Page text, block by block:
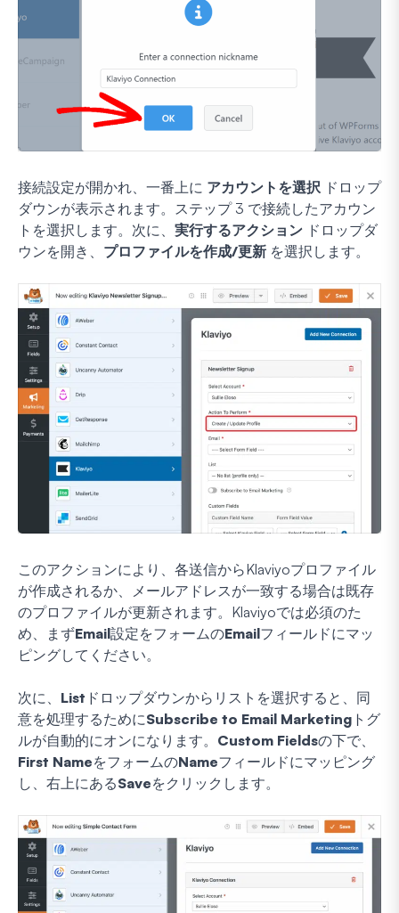
接続設定が開かれ、一番上に アカウントを選択 ドロップ
ダウンが表示されます。ステップ 3 で接続したアカウン
トを選択します。次に、 実行するアクション ドロップダ
ウンを開き、 プロファイルを作成/更新 を選択します。
このアクションにより、各送信からKlaviyoプロファイル
が作成されるか、メールアドレスが一致する場合は既存
のプロファイルが更新されます。Klaviyoでは必須のた
め、まずEmail設定をフォームのEmailフィールドにマッ
ピングしてください。
次に、 List ドロップダウンからリストを選択すると、同
意を処理するためにSubscribe to Email Marketing トグ
ルが自動的にオンになります。 Custom Fieldsの下で、
First NameをフォームのNameフィールドにマッピング
し、右上にあるSaveをクリックします。